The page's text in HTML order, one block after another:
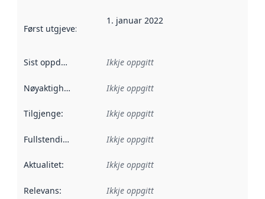
Først utgjeve: Denne datoen seier når dataa i dette
1. januar 2022
Sist oppdatert Ikkje oppgitt
Nøyaktigheit Ikkje oppgitt
Tilgjenge: Ikkje oppgitt
Fullstendigheit Ikkje oppgitt
Aktualitet: Ikkje oppgitt
Relevans: Ikkje oppgitt